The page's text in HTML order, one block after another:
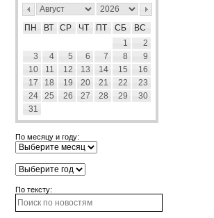
ПН ВТ СР ЧТ ПТ СБ
ВС
1
2
3
4 5 6 7 8
9
10
11 12 13 14 15
16
17
18 19 20 21 22
23
24
25 26 27 28 29
30
31
По месяцу и году:
По тексту: